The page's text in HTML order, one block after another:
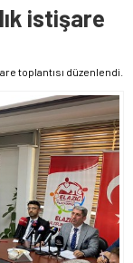
istişare
toplantısı düzenlendi.